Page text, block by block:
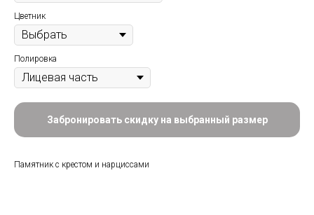
Цветник
Полировка
Забронировать скидку на выбранный размер
Памятник с крестом и нарциссами